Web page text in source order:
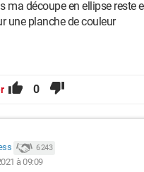
ma découpe en ellipse reste
une planche de couleur
0
6 243
à 09:09